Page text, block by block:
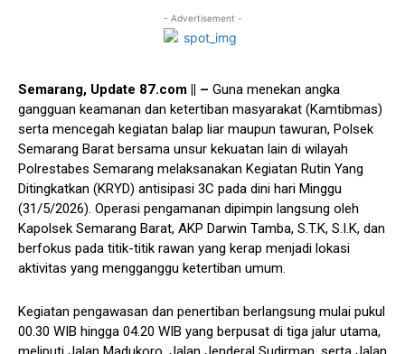
- Advertisement -
Semarang, Update 87.com || – Guna menekan angka
gangguan keamanan dan ketertiban masyarakat (Kamtibmas)
serta mencegah kegiatan balap liar maupun tawuran, Polsek
Semarang Barat bersama unsur kekuatan lain di wilayah
Polrestabes Semarang melaksanakan Kegiatan Rutin Yang
Ditingkatkan (KRYD) antisipasi 3C pada dini hari Minggu
(31/5/2026). Operasi pengamanan dipimpin langsung oleh
Kapolsek Semarang Barat, AKP Darwin Tamba, S.T.K, S.I.K, dan
berfokus pada titik-titik rawan yang kerap menjadi lokasi
aktivitas yang mengganggu ketertiban umum.
Kegiatan pengawasan dan penertiban berlangsung mulai pukul
00.30 WIB hingga 04.20 WIB yang berpusat di tiga jalur utama,